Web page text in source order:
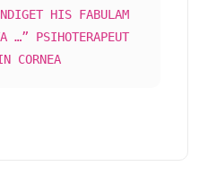
HIS FABULAM
…” PSIHOTERAPEUT
CORNEA